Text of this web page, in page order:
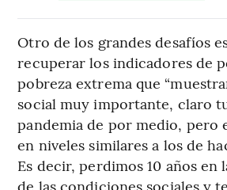
Otro de los grandes desafíos
recuperar los indicadores de
pobreza extrema que
social muy importante, claro
pandemia de por medio, pero
en niveles similares a los de
Es decir, perdimos 10 años en
de las condiciones sociales y